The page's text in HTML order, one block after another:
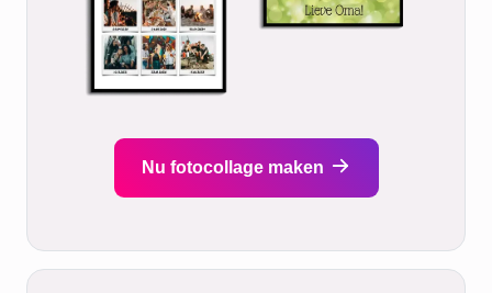
Nu fotocollage maken